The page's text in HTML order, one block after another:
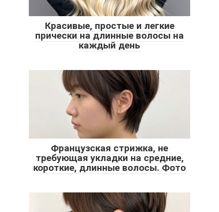
Красивые, простые и легкие
прически на длинные волосы на
каждый день
Французская стрижка, не
требующая укладки на средние,
короткие, длинные волосы. Фото